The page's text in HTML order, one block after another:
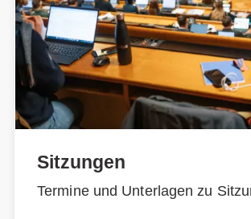
Sitzungen
Termine und Unterlagen zu